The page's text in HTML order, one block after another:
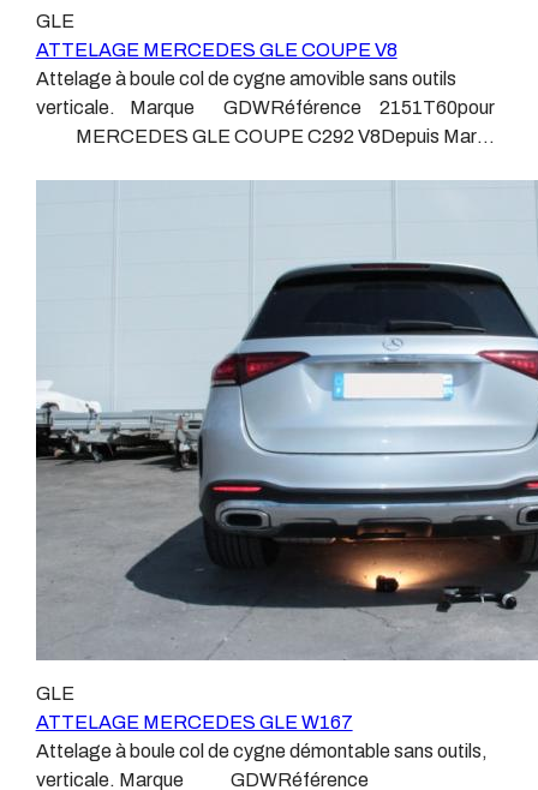
le plus technique, lui aussi est soumis à normalisation et
homologation. Le faisceau est connecté à votre
véhicule, il doit être prévu à cet effet, supporter les
vibrations et les contraintes auquel il peut être soumis.
Dans certains cas le faisceau connecté modifie la
…. Nous n’installons (quand ils existent) que des
emplacements prévus et suivant les normes
constructeurs. En dehors de quelques rares cas, nous
ne montons jamais de faisceau appelé : adaptable,
universel, modulable, smart…., et quand nous le
faisons, s’il n’existe pas d’autre choix, nous utilisons le
plus haut de gamme du marché, le plus fiable et le plus
stable. Il faut savoir que le montage d’un faisceau non
conforme ou adaptable vous fera perdre tout recours et
toute garantie auprès du constructeur en cas de
défaillance. Ce genre de faisceau est souvent mal
monté, alimenté par les éclairages intérieurs et fait
courir de vrai risque technique à votre véhicule. Nous
n’intervenons pas sur les véhicules ayant ce type de
montage non conforme. Voilà pourquoi il est nécessaire
agréé, habitué à poser des attelages et respectant les
normes, nous ne transigeons pas sur ces points. Les
différentes dénominations pour un attelage sont
GLE
ATTELAGE MERCEDES GLE COUPE V8
Attelage à boule col de cygne amovible sans outils
verticale. Marque GDWRéférence 2151T60pour
MERCEDES GLE COUPE C292 V8Depuis Mars
Remorques se conjugue avec ATTELAGE depuis
1968. Les temps ont changé depuis les premiers
attelages fabriqués à la demande dans l’atelier, autour
d’un poste à souder et d’un étau. L’évolution technique
et la normalisation sont passées par là. Maintenant un
attelage doit être homologué, c’est le cas de tous les
produits que nous proposons, sans exception ! Nous ne
travaillons qu’avec les marques homologuées à même
d’assurer le suivi de leurs produits :ATTELAGES
WESTFALIAATTELAGES SIARRATTELAGES
BRINKATTELAGES THULEATTELAGES
BOISNIERATTELAGES GDWATTELAGES
ARAGON Le faisceau électrique est devenu le produit
le plus technique, lui aussi est soumis à normalisation et
homologation. Le faisceau est connecté à votre
véhicule, il doit être prévu à cet effet, supporter les
vibrations et les contraintes auquel il peut être soumis.
Dans certains cas le faisceau connecté modifie la
GLE
ATTELAGE MERCEDES GLE W167
Attelage à boule col de cygne démontable sans outils,
verticale. Marque GDWRéférence